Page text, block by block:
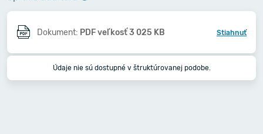
Dokument: PDF veľkosť 3 025 KB Stiahnuť
Údaje nie sú dostupné v štruktúrovanej podobe.